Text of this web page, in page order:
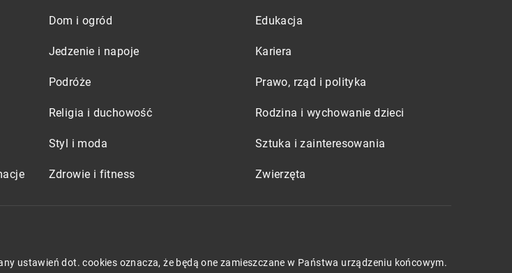
Dom i ogród Edukacja
Jedzenie i napoje Kariera
Podróże Prawo, rząd i polityka
Religia i duchowość Rodzina i wychowanie dzieci
Styl i moda Sztuka i zainteresowania
Zdrowie i fitness Zwierzęta
ustawień dot. cookies oznacza, że będą one zamieszczane w Państwa urządzeniu końcowym.